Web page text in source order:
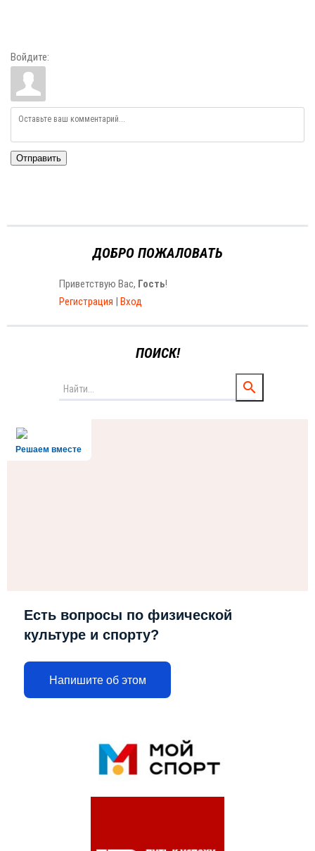
Войдите:
Отправить
ДОБРО ПОЖАЛОВАТЬ
Приветствую Вас, Гость!
Регистрация | Вход
ПОИСК!
Решаем вместе
Есть вопросы по физической
культуре и спорту?
Напишите об этом